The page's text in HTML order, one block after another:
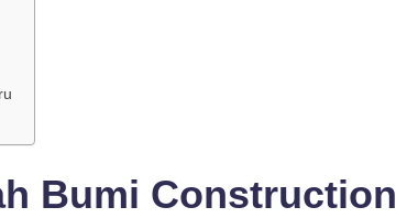
Bumi Construction